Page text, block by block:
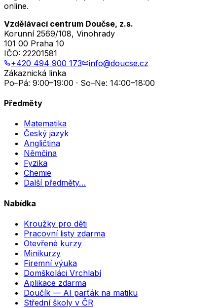
online.
Vzdělávací centrum Doučse, z.s.
Korunní 2569/108, Vinohrady
101 00 Praha 10
IČO: 22201581
+420 494 900 173
info@doucse.cz
Zákaznická linka
Po–Pá: 9:00–19:00 · So–Ne: 14:00–18:00
Předměty
Matematika
Český jazyk
Angličtina
Němčina
Fyzika
Chemie
Další předměty…
Nabídka
Kroužky pro děti
Pracovní listy zdarma
Otevřené kurzy
Minikurzy
Firemní výuka
Domškoláci Vrchlabí
Aplikace zdarma
Doučík — AI parťák na matiku
Střední školy v ČR